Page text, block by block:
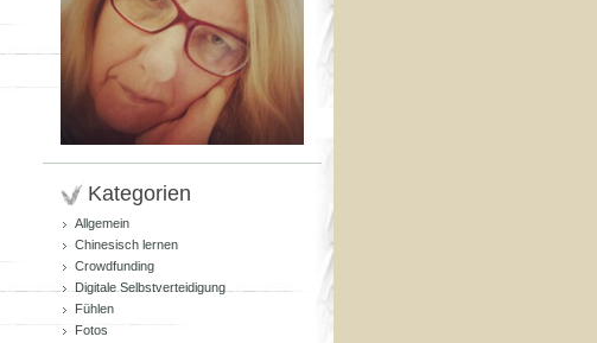
Kategorien
Allgemein
Chinesisch lernen
Crowdfunding
Digitale Selbstverteidigung
Fühlen
Fotos